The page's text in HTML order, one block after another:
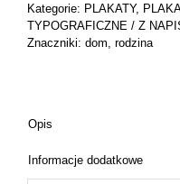
Kategorie: PLAKATY,
TYPOGRAFICZNE / Z
Znaczniki: dom, rodzina
Opis
Informacje dodatkowe